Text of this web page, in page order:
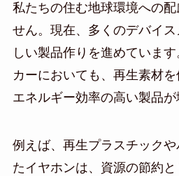
私たちの住む地球環境への
せん。現在、多くのデバイ
しい製品作りを進めていま
カーにおいても、再生素材を
エネルギー効率の高い製品が
例えば、再生プラスチック
たイヤホンは、資源の節約